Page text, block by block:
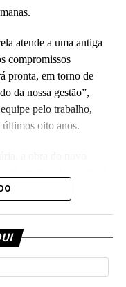
atende a uma antiga
compromissos
pronta, em torno de
da nossa gestão”,
pelo trabalho,
oito anos.